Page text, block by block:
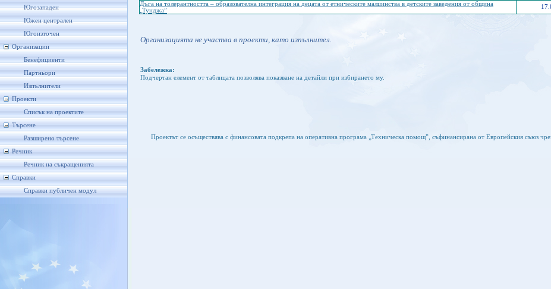
Югозападен
Южен централен
Югоизточен
Организации
Бенефициенти
Партньори
Изпълнители
Проекти
Списък на проектите
Търсене
Разширено търсене
Речник
Речник на съкращенията
Справки
Справки публичен модул
Дъга на толерантността – образователна интеграция на децата от етническите малцинства в детските заведения от община
„Тунджа”
Организацията не участва в проекти, като изпълнител.
Забележка:
Подчертан елемент от таблицата позволява показване на детайли при избирането му.
Проектът се осъществява с финансовата подкрепа на оперативна програма „Техническа помощ”, съфинансирана от Европейския съюз